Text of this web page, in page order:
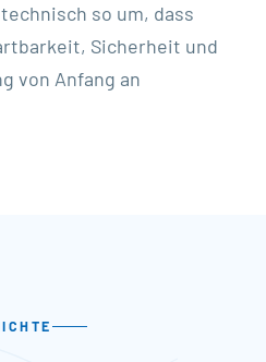
so um, dass
Sicherheit und
von Anfang an